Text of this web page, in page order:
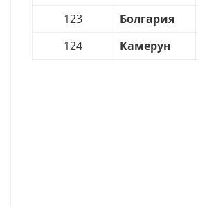
123
Болгария
124
Камерун